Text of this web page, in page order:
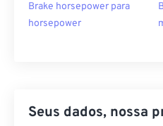
Brake horsepower para
horsepower
Seus dados, nossa